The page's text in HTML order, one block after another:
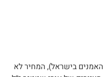
בישראל), המחיר לא